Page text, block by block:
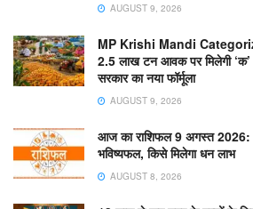
AUGUST 9, 2026
MP Krishi Mandi
2.5 लाख टन आवक पर मिलेगी
सरकार का नया फॉर्मूला
AUGUST 9, 2026
आज का राशिफल 9 अगस्त 2026:
भविष्यफल, किसे मिलेगा धन लाभ
AUGUST 8, 2026